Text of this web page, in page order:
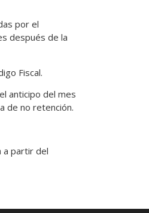
por el
después de la
Fiscal.
anticipo del mes
de no retención.
a partir del